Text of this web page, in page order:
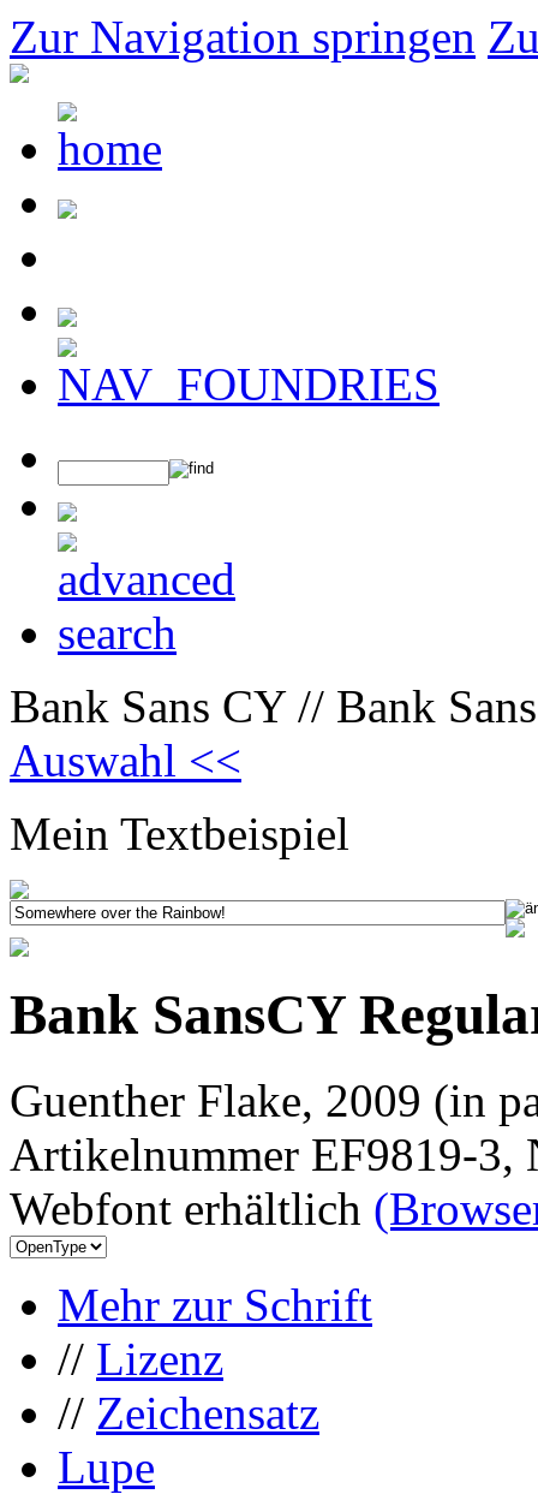
Zur Navigation springen
Bank Sans CY // Bank
Auswahl <<
Mein Textbeispiel
Bank SansCY
Guenther Flake, 2009 (in
Artikelnummer EF9819-3,
Webfont erhältlich
Mehr zur Schrift
// Lizenz
// Zeichensatz
Lupe